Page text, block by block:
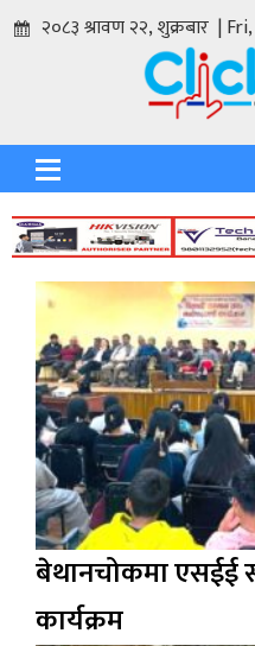
२०८३ श्रावण २२, शुक्रबार |
बेथानचोकमा एसईई
कार्यक्रम